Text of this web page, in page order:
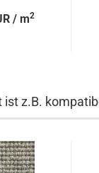
/ m2
ist z.B.